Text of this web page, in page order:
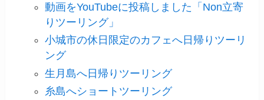
動画をYouTubeに投稿しました「Non立寄
りツーリング」
小城市の休日限定のカフェへ日帰りツーリ
ング
生月島へ日帰りツーリング
糸島へショートツーリング